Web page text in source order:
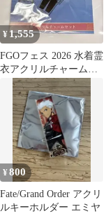
¥1,555
FGOフェス 2026 水着霊
衣アクリルチャームセ
ット オベロン
¥800
Fate/Grand Order アクリ
ルキーホルダー エミヤ